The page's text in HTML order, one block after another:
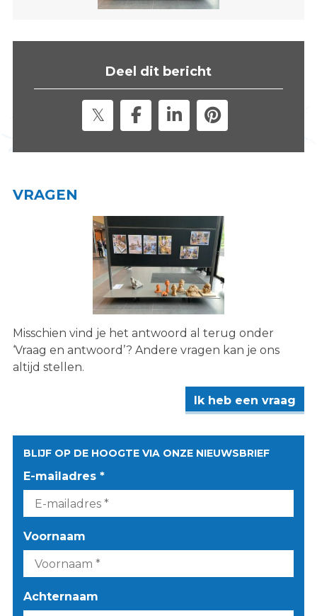
t
Deel dit bericht
VRAGEN
Misschien vind je het antwoord al terug onder
‘Vraag en antwoord’? Andere vragen kan je ons
altijd stellen.
Ik heb een vraag
BLIJF OP DE HOOGTE VIA ONZE NIEUWSBRIEF
E-mailadres *
Voornaam
Achternaam